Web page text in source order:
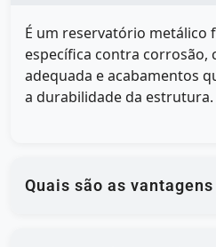
É um reservatório metálico
específica contra corrosão,
adequada e acabamentos
a durabilidade da estrutura.
Quais são as